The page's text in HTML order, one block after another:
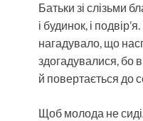
Батьки зі слізьми
і будинок, і
нагадувало, що
здогадувалися, бо
й повертається до
Щоб молода не